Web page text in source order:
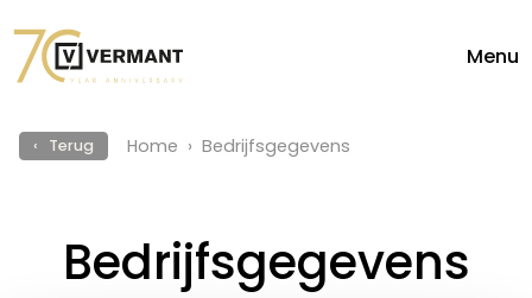
Menu
‹ Terug Home Bedrijfsgegevens
Bedrijfsgegevens